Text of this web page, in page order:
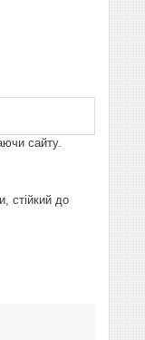
сайту.
стійкий до